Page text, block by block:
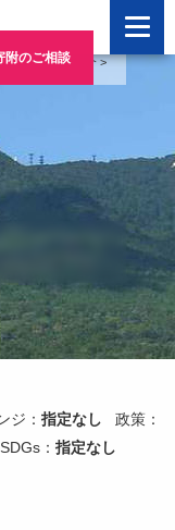
附のご相談
象事業のご紹介>
ジ： 指定なし 政策：
： 指定なし